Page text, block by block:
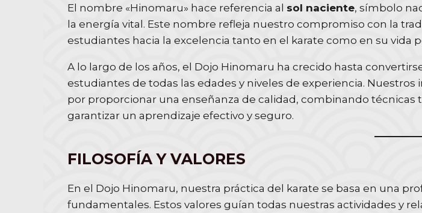
El nombre «Hinomaru» hace referencia al sol naciente, símbolo
la energía vital. Este nombre refleja nuestro compromiso con la
estudiantes hacia la excelencia tanto en el karate como en su vida
A lo largo de los años, el Dojo Hinomaru ha crecido hasta
estudiantes de todas las edades y niveles de experiencia.
por proporcionar una enseñanza de calidad, combinando
garantizar un aprendizaje efectivo y seguro.
FILOSOFÍA Y VALORES
En el Dojo Hinomaru, nuestra práctica del karate se basa en una
fundamentales. Estos valores guían todas nuestras actividades y